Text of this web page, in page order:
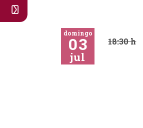
domingo
03
jul
18:30 h